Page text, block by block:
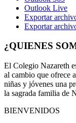
Outlook Live
Exportar
Exportar
¿QUIENES
El Colegio Nazareth
al cambio que ofrece
niñas y jóvenes una
la sagrada familia de
BIENVENIDOS